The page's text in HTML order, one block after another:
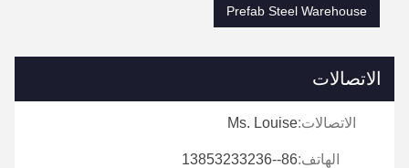
Prefab Steel Warehouse
الاتصالات
الاتصالات:Ms. Louise
الهاتف:86--13853233236